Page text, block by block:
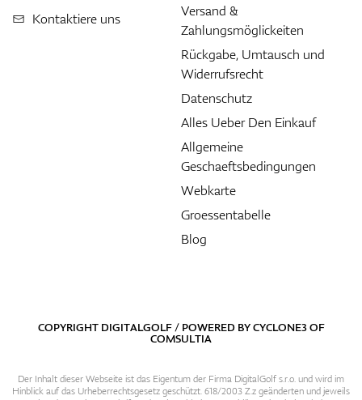
Kontaktiere uns
Versand &
Zahlungsmöglickeiten
Rückgabe, Umtausch und
Widerrufsrecht
Datenschutz
Alles Ueber Den Einkauf
Allgemeine
Geschaeftsbedingungen
Webkarte
Groessentabelle
Blog
COPYRIGHT DIGITALGOLF / POWERED BYCYCLONE3OF
COMSULTIA
Der Inhalt dieser Webseite ist das Eigentum der Firma DigitalGolf s.r.o. und wird im
Hinblick auf das Urheberrechtsgesetz geschützt. 618/2003 Z.z geänderten und jeweils